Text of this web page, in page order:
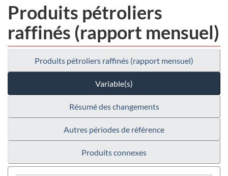
Produits pétroliers
raffinés (rapport mensuel)
Produits pétroliers raffinés (rapport mensuel)
Variable(s)
Résumé des changements
Autres périodes de référence
Produits connexes